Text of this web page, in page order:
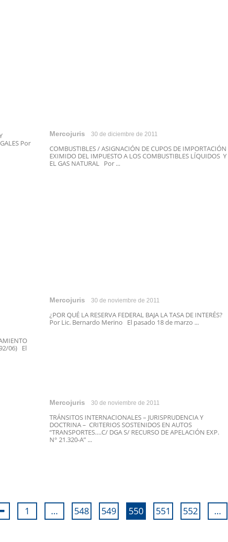
Por
Mercojuris 30 de diciembre de 2011
COMBUSTIBLES / ASIGNACIÓN DE CUPOS DE IMPORTACIÓN
EXIMIDO DEL IMPUESTO A LOS COMBUSTIBLES LÍQUIDOS Y
EL GAS NATURAL Por ...
06) El
Mercojuris 30 de noviembre de 2011
¿POR QUÉ LA RESERVA FEDERAL BAJA LA TASA DE INTERÉS?
Por Lic. Bernardo Merino El pasado 18 de marzo ...
Mercojuris 30 de noviembre de 2011
TRÁNSITOS INTERNACIONALES – JURISPRUDENCIA Y
DOCTRINA – CRITERIOS SOSTENIDOS EN AUTOS
“TRANSPORTES….C/ DGA S/ RECURSO DE APELACIÓN EXP.
N° 21.320-A” ...
1 … 548 549 550 551 552 …